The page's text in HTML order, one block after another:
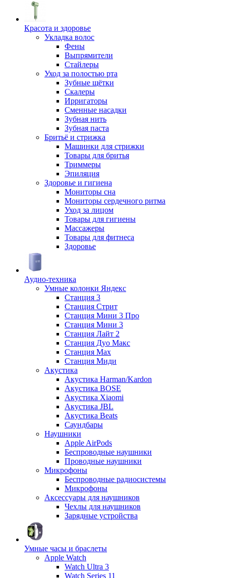
Красота и здоровье
Укладка волос
Фены
Выпрямители
Стайлеры
Уход за полостью рта
Зубные щётки
Скалеры
Ирригаторы
Сменные насадки
Зубная нить
Зубная паста
Бритьё и стрижка
Машинки для стрижки
Товары для бритья
Триммеры
Эпиляция
Здоровье и гигиена
Мониторы сна
Мониторы сердечного ритма
Уход за лицом
Товары для гигиены
Массажеры
Товары для фитнеса
Здоровье
Аудио-техника
Умные колонки Яндекс
Станция 3
Станция Стрит
Станция Мини 3 Про
Станция Мини 3
Станция Лайт 2
Станция Дуо Макс
Станция Max
Станция Миди
Акустика
Акустика Harman/Kardon
Акустика BOSE
Акустика Xiaomi
Акустика JBL
Акустика Beats
Саундбары
Наушники
Apple AirPods
Беспроводные наушники
Проводные наушники
Микрофоны
Беспроводные радиосистемы
Микрофоны
Аксессуары для наушников
Чехлы для наушников
Зарядные устройства
Умные часы и браслеты
Apple Watch
Watch Ultra 3
Watch Series 11